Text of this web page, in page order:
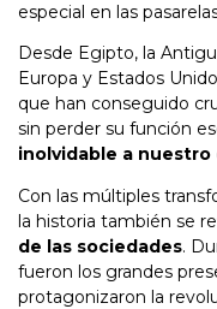
especial en las
Desde Egipto, la
Europa y Estados
que han conseguido
sin perder su función
inolvidable a
Con las múltiples
la historia también se
de las sociedades.
fueron los grandes
protagonizaron la